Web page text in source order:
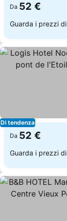
Da 52 €
Guarda i prezzi di
Di tendenza
Da 52 €
Guarda i prezzi di